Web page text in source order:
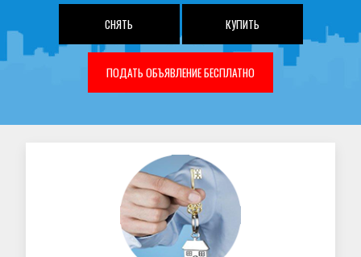
СНЯТЬ КУПИТЬ
ПОДАТЬ ОБЪЯВЛЕНИЕ БЕСПЛАТНО